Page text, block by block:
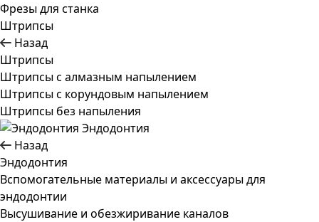
Фрезы для станка
Штрипсы
Назад
Штрипсы
Штрипсы c алмазным напылением
Штрипсы c корундовым напылением
Штрипсы без напыления
Эндодонтия
Назад
Эндодонтия
Вспомогательные материалы и аксессуары для
эндодонтии
Высушивание и обезжиривание каналов